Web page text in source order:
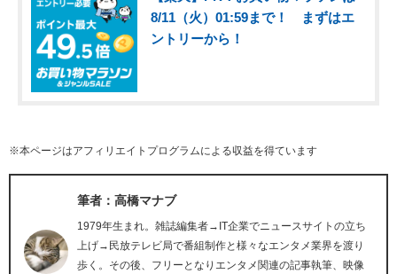
8/11（火）01:59まで！ まずはエ
ントリーから！
※本ページはアフィリエイトプログラムによる収益を得ています
筆者：高橋マナブ
1979年生まれ。雑誌編集者→IT企業でニュースサイトの立ち
上げ→民放テレビ局で番組制作と様々なエンタメ業界を渡り
歩く。その後、フリーとなりエンタメ関連の記事執筆、映像